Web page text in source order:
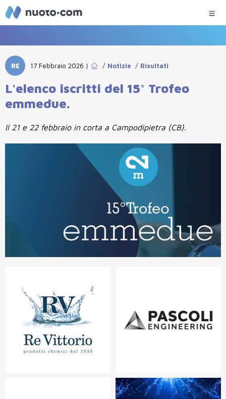
RE 17 Febbraio 2026 | / Notizie / Risultati
L'elenco iscritti del 15° Trofeo
emmedue.
Il 21 e 22 febbraio in corta a Campodipietra (CB).